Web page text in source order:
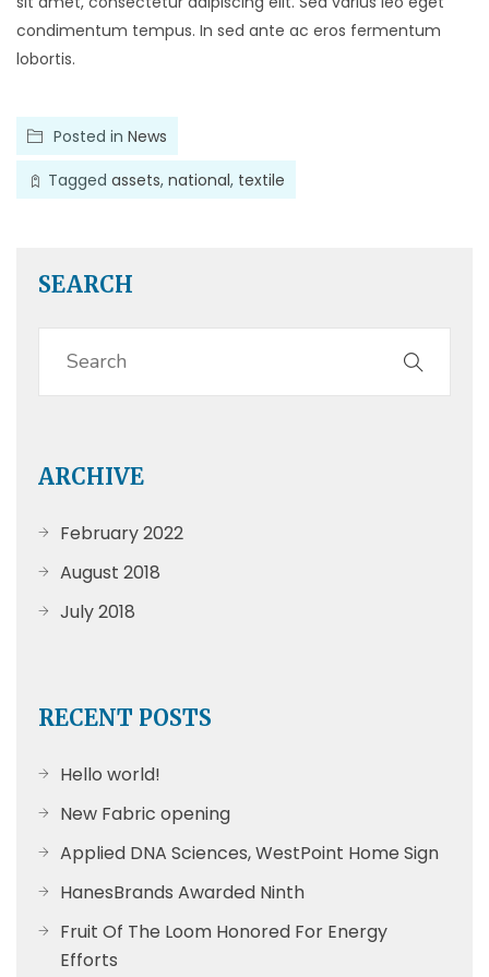
condimentum tempus. In sed ante ac eros fermentum
lobortis.
Posted in News
Tagged assets, national, textile
SEARCH
ARCHIVE
February 2022
August 2018
July 2018
RECENT POSTS
Hello world!
New Fabric opening
Applied DNA Sciences, WestPoint Home Sign
HanesBrands Awarded Ninth
Fruit Of The Loom Honored For Energy
Efforts